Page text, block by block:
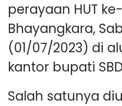
perayaan HUT
Bhayangkara,
(01/07/2023) di
kantor bupati
Salah satunya